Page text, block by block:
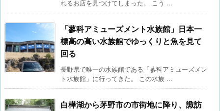
れるお店を見つけてしまった。 こう ...
「蓼科アミューズメント水族館」日本一
標高の高い水族館でゆっくりと魚を見て
回る
長野県で唯一の水族館である「蓼科アミューズメン
ト水族館」に行ってきた。 この水族 ...
白樺湖から茅野市の市街地に降り、諏訪